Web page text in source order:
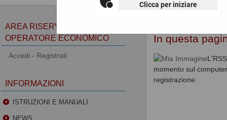
Sei qui: Home»
Clicca per iniziare
In questa
momento sul
registrazione.
AREA RISERVATA
OPERATORE ECONOMICO
Accedi - Registrati
INFORMAZIONI
ISTRUZIONI E MANUALI
NEWS